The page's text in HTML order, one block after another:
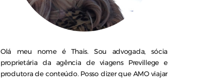
Olá meu nome é Thais. Sou advogada, sócia
proprietária da agência de viagens Previllege e
produtora de conteúdo. Posso dizer que AMO viajar